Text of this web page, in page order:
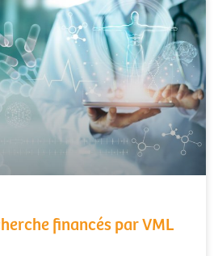
financés par VML